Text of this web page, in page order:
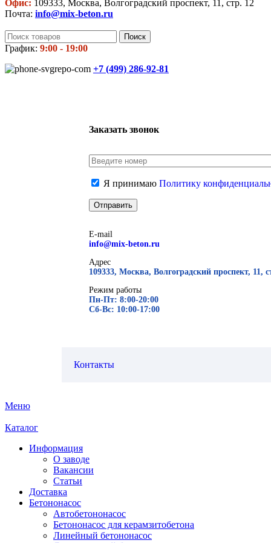
Офис: 109333, Москва, Волгоградский проспект, 11, стр. 12
Почта: info@mix-beton.ru
Поиск
График: 9:00 - 19:00
+7 (499) 286-92-81
Заказать звонок
Я принимаю Политику
E-mail
info@mix-beton.ru
Адрес
109333, Москва, Волгоградский проспект, 11,
Режим работы
Пн-Пт: 8:00-20:00
Сб-Вс: 10:00-17:00
Контакты
Меню
Каталог
Информация
О заводе
Вакансии
Статьи
Доставка
Бетононасос
Автобетононасос
Бетононасос для керамзитобетона
Линейный бетононасос